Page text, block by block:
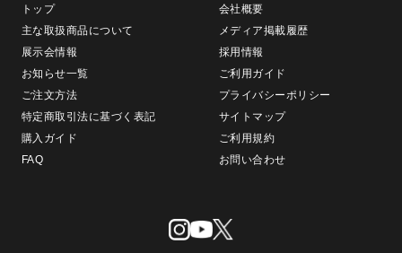
トップ
会社概要
主な取扱商品について
メディア掲載履歴
展示会情報
採用情報
お知らせ一覧
ご利用ガイド
ご注文方法
プライバシーポリシー
特定商取引法に基づく表記
サイトマップ
購入ガイド
ご利用規約
FAQ
お問い合わせ